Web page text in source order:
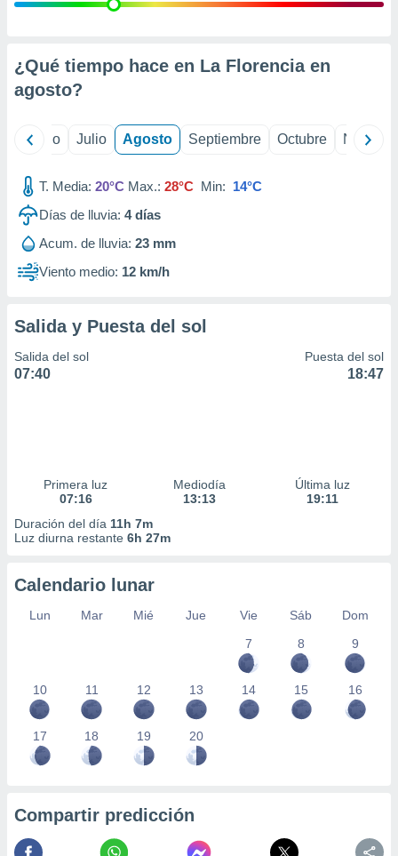
e
mediante
de
1199
¿Qué tiempo hace en La Florencia en
agosto?
Junio Julio Agosto Septiembre Octubre
T. Media: 20°C Max.: 28°C Min: 14°C
Días de lluvia: 4días
Acum. de lluvia: 23 mm
Viento medio: 12 km/h
Salida y Puesta del sol
Salida del sol
07:40
Puesta del sol
18:47
Primera luz
07:16
Mediodía
13:13
Última luz
19:11
Duración del día 11h 7m
Luz diurna restante 6h 27m
Calendario lunar
Lun Mar Mié Jue Vie Sáb
Dom
7
8 9
10 11 12 13 14 15 16
17 18 19 20
Compartir predicción